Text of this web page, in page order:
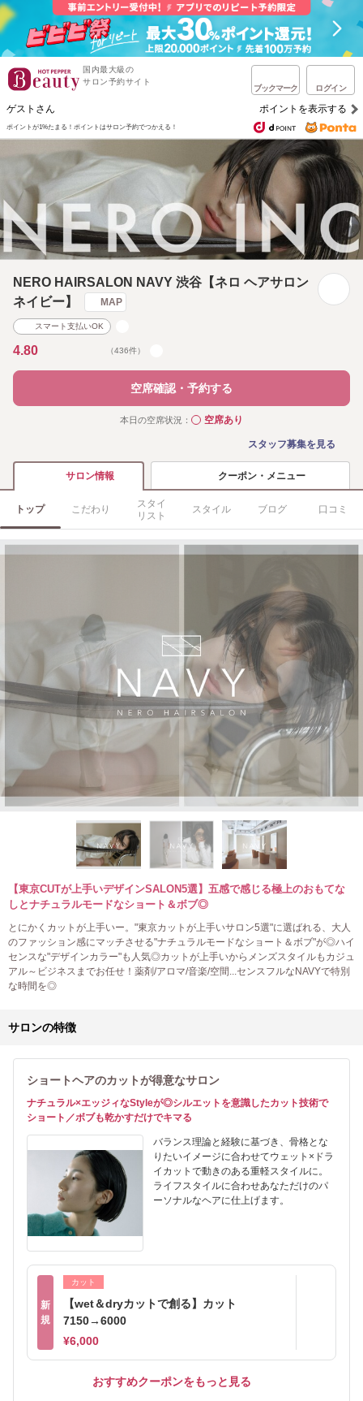
国内最大級の
サロン予約サイト
ブックマーク ログイン
ゲストさん ポイントを表示する
ポイントが1%たまる！ ポイントはサロン予約でつかえる！
NERO HAIRSALON NAVY 渋谷【ネロ ヘアサロン
ネイビー】
MAP
スマート支払いOK
4.80 （436件）
空席確認・予約する
本日の空席状況： ◯空席あり
スタッフ募集を見る
サロン情報 クーポン・メニュー
トップ こだわり
スタイ
リスト
スタイル ブログ 口コミ
【東京CUTが上手いデザインSALON5選】五感で感じる極上のおもてな
しとナチュラルモードなショート＆ボブ◎
とにかくカットが上手いー。"東京カットが上手いサロン5選"に選ばれる、大人
のファッション感にマッチさせる"ナチュラルモードなショート＆ボブ"が◎ハイ
センスな"デザインカラー"も人気◎カットが上手いからメンズスタイルもカジュ
アル～ビジネスまでお任せ！薬剤/アロマ/音楽/空間...センスフルなNAVYで特別
な時間を◎
サロンの特徴
ショートヘアのカットが得意なサロン
ナチュラル×エッジィなStyleが◎シルエットを意識したカット技術で
ショート／ボブも乾かすだけでキマる
バランス理論と経験に基づき、骨格とな
りたいイメージに合わせてウェット×ドラ
イカットで動きのある重軽スタイルに。
ライフスタイルに合わせあなただけのパ
ーソナルなヘアに仕上げます。
新
規
カット
【wet＆dryカットで創る】カット
7150→6000
¥6,000
おすすめクーポンをもっと見る